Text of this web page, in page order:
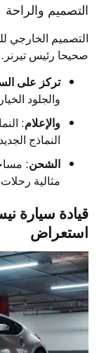
التصميم والراحة
التصميم الخارجي
صحيحا رئيس
تركز على
والجلود
والإعلام:
النماذج
الشحن:
مثالية
استعراض